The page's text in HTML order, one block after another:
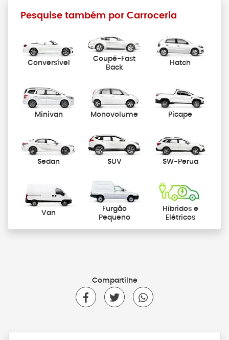
Pesquise também por Carroceria
Conversível
Coupé-Fast
Back
Hatch
Minivan Monovolume Picape
Sedan SUV SW-Perua
Van
Furgão
Pequeno
Híbridos e
Elétricos
Compartilhe